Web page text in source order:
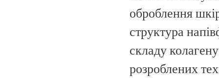
оброблення
структура
складу
розроблених